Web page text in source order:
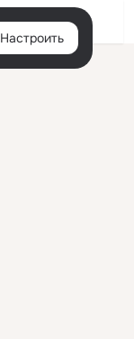
Настроить